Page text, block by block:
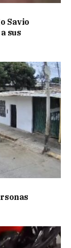
Savio
sus